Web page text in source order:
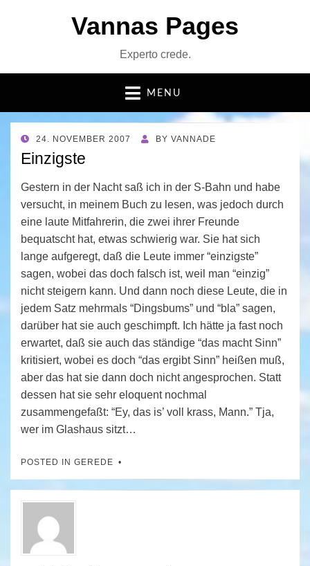
Vannas Pages
Experto crede.
MENU
POSTED
ON
24. NOVEMBER 2007 BY VANNADE
Einzigste
Gestern in der Nacht saß ich in der S-Bahn und habe
versucht, in meinem Buch zu lesen, was jedoch durch
eine laute Mitfahrerin, die zwei ihrer Freunde
bequatscht hat, etwas schwierig war. Sie hat sich
lange aufgeregt, daß die Leute immer “einzigste”
sagen, wobei das doch falsch ist, weil man “einzig”
nicht steigern kann. Und dann noch diese Leute, die in
jedem Satz mehrmals “Dingsbums” und “bla” sagen,
darüber hat sie auch geschimpft. Ich hätte ja fast noch
erwartet, daß sie auch das ständige “das macht Sinn”
kritisiert, wobei es doch “das ergibt Sinn” heißen muß,
aber das hat sie dann doch nicht angesprochen. Statt
dessen hat sie sehr eloquent nochmal
zusammengefaßt: “Ey, das is’ voll krass, Mann.” Tja,
wer im Glashaus sitzt…
POSTED IN GEREDE